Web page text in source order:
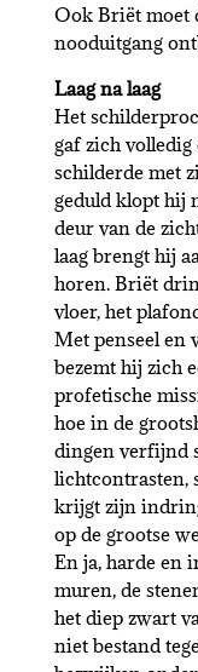
Ook Briët moet
nooduitgang
Laag na laag
Het
gaf zich volledig
schilderde met
geduld klopt hij
deur van de
laag brengt hij
horen. Briët
vloer, het
Met penseel en
bezemt hij zich
profetische
hoe in de
dingen verfijnd
lichtcontrasten,
krijgt zijn
op de grootse
En ja, harde en
muren, de
het diep zwart
niet bestand